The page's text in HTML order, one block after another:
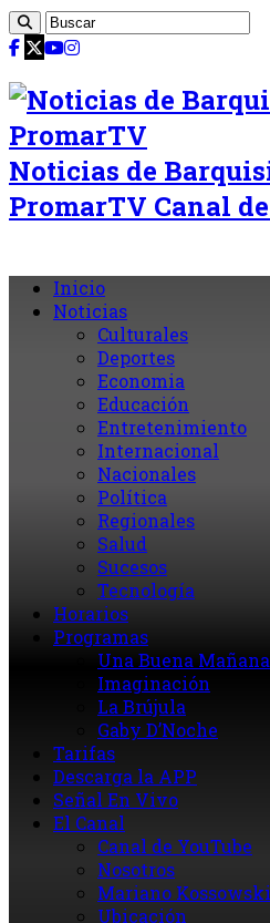
Noticias de
PromarTV Canal
Inicio
Noticias
Culturales
Deportes
Economia
Educación
Entretenimiento
Internacional
Nacionales
Política
Regionales
Salud
Sucesos
Tecnología
Horarios
Programas
Una Buena Mañana
Imaginación
La Brújula
Gaby D’Noche
Tarifas
Descarga la APP
Señal En Vivo
El Canal
Canal de YouTube
Nosotros
Mariano Kossowski
Ubicación